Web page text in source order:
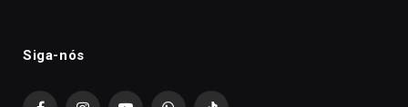
Siga-nós